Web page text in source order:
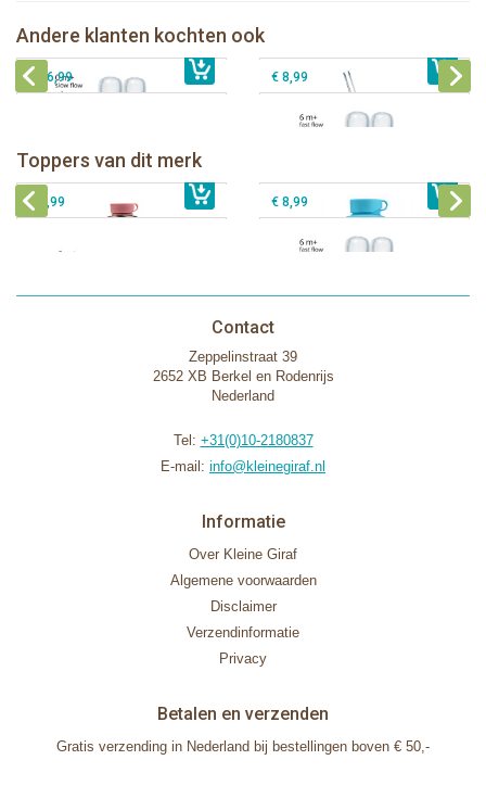
Andere klanten kochten ook
€ 8,99
Sophie de giraf activiteitenspiraal
€ 26,99 € 8,99
Toppers van dit merk
€ 40,99
Pura Sportfles 550 ml + Aqua sleeve
Pura silicone tuit 2 stuks
€ 9,99 € 8,99
Contact
Zeppelinstraat 39
2652 XB Berkel en Rodenrijs
Nederland
Tel: +31(0)10-2180837
E-mail: info@kleinegiraf.nl
Informatie
Over Kleine Giraf
Algemene voorwaarden
Disclaimer
Verzendinformatie
Privacy
Betalen en verzenden
Gratis verzending in Nederland bij bestellingen boven € 50,-